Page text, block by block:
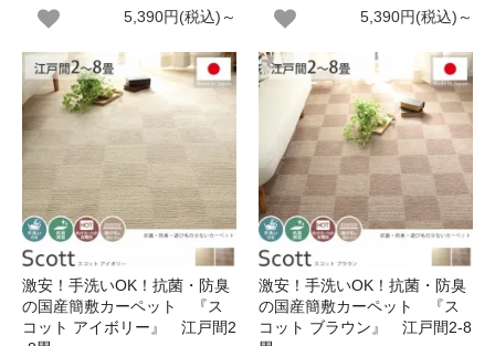
5,390円(税込)～
5,390円(税込)～
激安！手洗いOK！抗菌・防臭
の国産簡敷カーペット 『ス
コット アイボリー』 江戸間2
激安！手洗いOK！抗菌・防臭
の国産簡敷カーペット 『ス
コット ブラウン』 江戸間2-8